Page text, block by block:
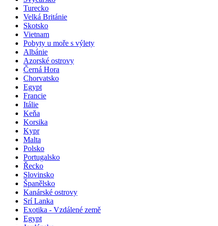
Turecko
Velká Británie
Skotsko
Vietnam
Pobyty u moře s výlety
Albánie
Azorské ostrovy
Černá Hora
Chorvatsko
Egypt
Francie
Itálie
Keňa
Korsika
Kypr
Malta
Polsko
Portugalsko
Řecko
Slovinsko
Španělsko
Kanárské ostrovy
Srí Lanka
Exotika - Vzdálené země
Egypt